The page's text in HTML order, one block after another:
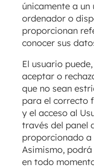
únicamente a
ordenador o
proporcionan
conocer sus
El usuario
aceptar o
que no sean
para el correcto
y el acceso al
través del panel
proporcionado a
Asimismo,
en todo